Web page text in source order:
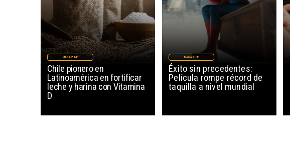
Chile pionero en
Latinoamérica en fortificar
leche y harina con Vitamina
D
MAGAZINE
Éxito sin precedentes:
Película rompe récord de
taquilla a nivel mundial
MAGAZINE